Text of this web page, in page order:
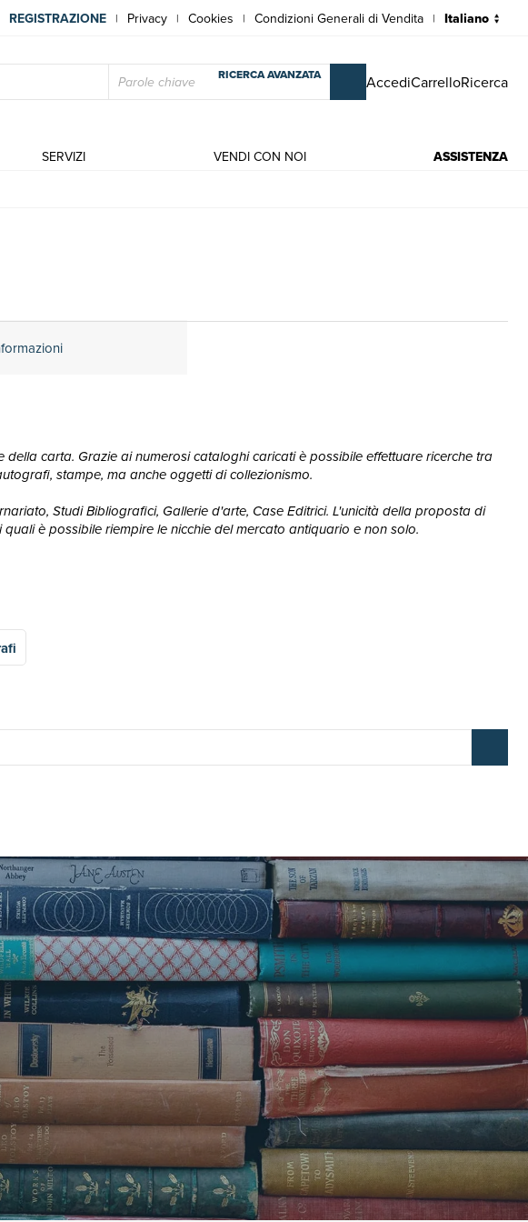
REGISTRAZIONE | Privacy | Cookies | Condizioni Generali di Vendita |
RICERCA AVANZATA AccediCarrelloRicerca
SERVIZI VENDI CON NOI ASSISTENZA
carta. Grazie ai numerosi cataloghi caricati è possibile effettuare ricerche tra
stampe, ma anche oggetti di collezionismo.
Studi Bibliografici, Gallerie d'arte, Case Editrici. L'unicità della proposta di
è possibile riempire le nicchie del mercato antiquario e non solo.